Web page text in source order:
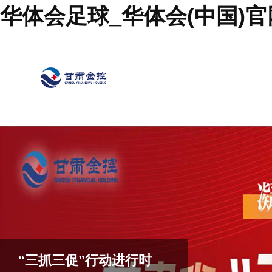
华体会足球_华体会(中国)
“三抓三促”行动进行时